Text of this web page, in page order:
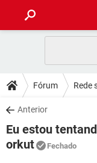
CELULAR
OUTLOOK
INSTAGRAM
GUIA DE COMPRAS
DICAS
JOGOS
OUTLOOK
DOWNLOADS
JOGOS
CELULAR
FÓRUM
Fórum Rede
Anterior
Eu estou
orkut
Fechado